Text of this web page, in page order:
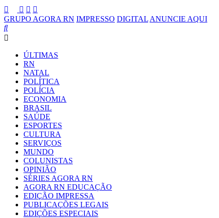
GRUPO AGORA RN IMPRESSO DIGITAL ANUNCIE AQUI
ÚLTIMAS
RN
NATAL
POLÍTICA
POLÍCIA
ECONOMIA
BRASIL
SAÚDE
ESPORTES
CULTURA
SERVIÇOS
MUNDO
COLUNISTAS
OPINIÃO
SÉRIES AGORA RN
AGORA RN EDUCAÇÃO
EDIÇÃO IMPRESSA
PUBLICAÇÕES LEGAIS
EDIÇÕES ESPECIAIS